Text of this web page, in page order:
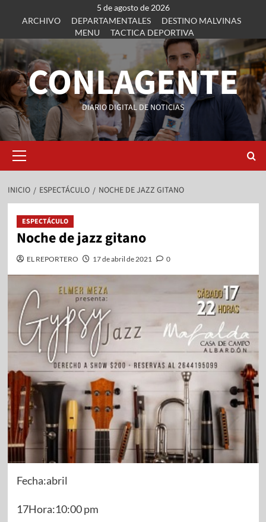
5 de agosto de 2026
ARCHIVO
DEPARTAMENTALES
DESTINO MALVINAS
MENU
TACTICA DEPORTIVA
CONLAGENTE
DIARIO DIGITAL DE NOTICIAS
INICIO ESPECTÁCULO NOCHE DE JAZZ GITANO
ESPECTÁCULO
Noche de jazz gitano
EL REPORTERO 17 de abril de 2021 0
Fecha:abril
17Hora:10:00 pm